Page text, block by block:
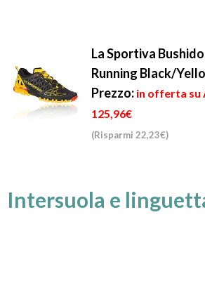
La Sportiva
Running Black/
Prezzo: in offerta su
125,96€
(Risparmi 22,23€)
Intersuola e